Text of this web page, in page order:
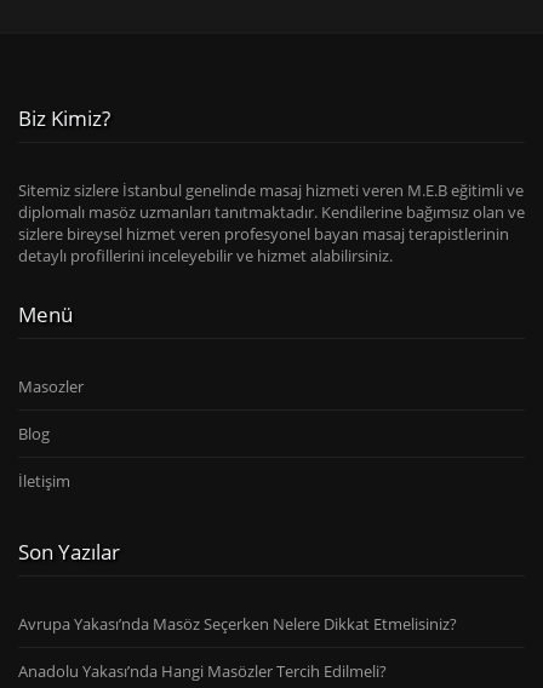
Biz Kimiz?
Sitemiz sizlere İstanbul genelinde masaj hizmeti veren M.E.B eğitimli ve
diplomalı masöz uzmanları tanıtmaktadır. Kendilerine bağımsız olan ve
sizlere bireysel hizmet veren profesyonel bayan masaj terapistlerinin
detaylı profillerini inceleyebilir ve hizmet alabilirsiniz.
Menü
Masozler
Blog
İletişim
Son Yazılar
Avrupa Yakası’nda Masöz Seçerken Nelere Dikkat Etmelisiniz?
Anadolu Yakası’nda Hangi Masözler Tercih Edilmeli?